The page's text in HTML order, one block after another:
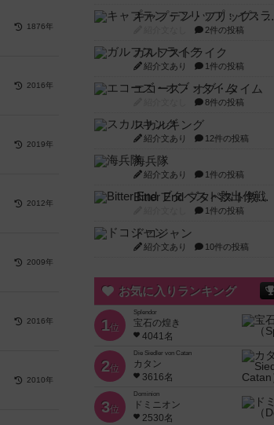
1876年
2016年
2019年
2012年
2009年
2016年
2010年
キャプテン・フリップ：イスラ・ボンバ
2件の投稿
ガルフストライク
紹介文あり 1件の投稿
エコーズ・オブ・タイム
8件の投稿
スカルキング
紹介文あり 12件の投稿
海兵隊
紹介文あり 1件の投稿
Bitter End ブタペスト救出作戦
1件の投稿
ドコジャン
紹介文あり 10件の投稿
お気に入りランキング
1位
Splendor
宝石の煌き
4041名
2位
Die Siedler von Catan
カタン
3616名
3位
Dominion
ドミニオン
2530名